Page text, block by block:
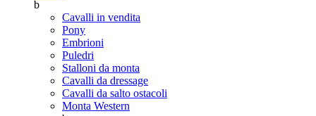
b
Cavalli in vendita
Pony
Embrioni
Puledri
Stalloni da monta
Cavalli da dressage
Cavalli da salto ostacoli
Monta Western